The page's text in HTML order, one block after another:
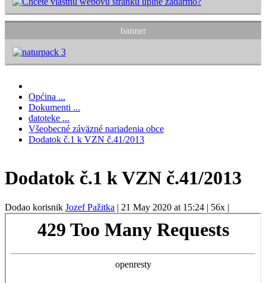
banner
Općina ...
Dokumenti ...
datoteke ...
Všeobecné záväzné nariadenia obce
Dodatok č.1 k VZN č.41/2013
Dodatok č.1 k VZN č.41/2013
Dodao korisnik Jozef Pažitka | 21 May 2020 at 15:24 | 56x |